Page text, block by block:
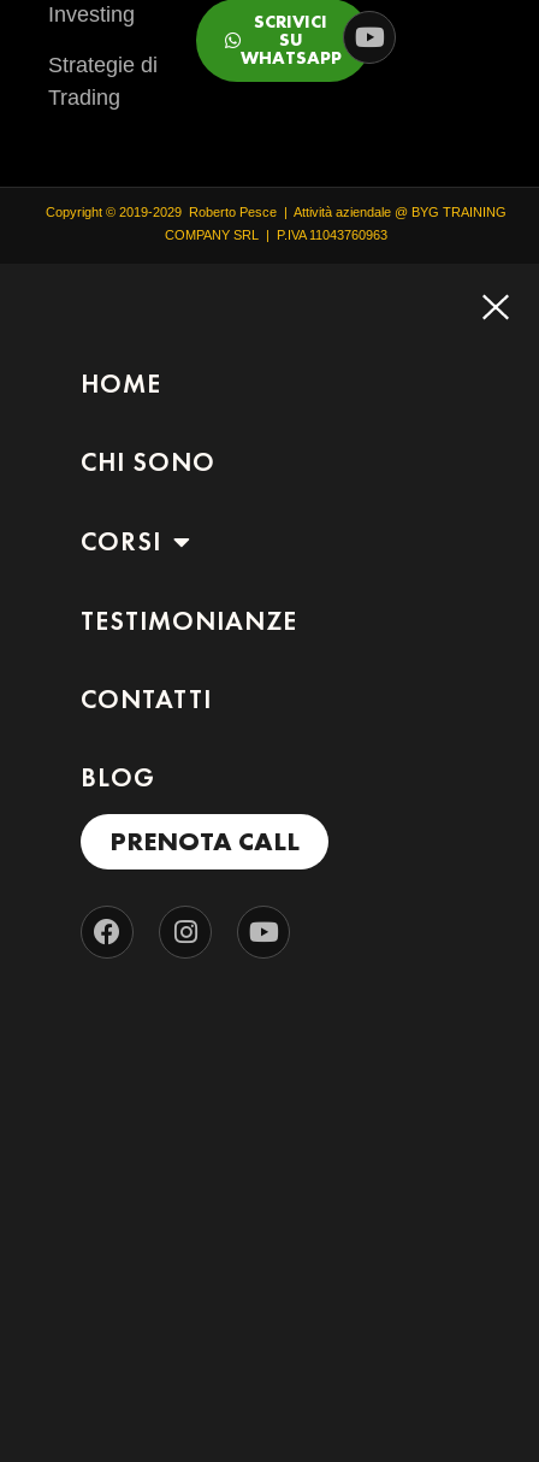
Investing
Strategie di
Trading
SCRIVICI
SU
WHATSAPP
Copyright © 2019-2029 Roberto Pesce | Attività aziendale @ BYG TRAINING
COMPANY SRL | P.IVA 11043760963
HOME
CHI SONO
CORSI
TESTIMONIANZE
CONTATTI
BLOG
PRENOTA CALL